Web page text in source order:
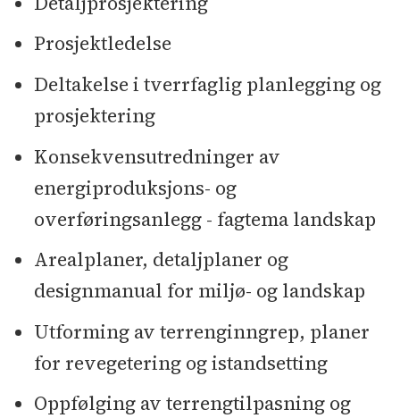
Prosjektledelse
Deltakelse i tverrfaglig planlegging og
prosjektering
Konsekvensutredninger av
energiproduksjons- og
overføringsanlegg - fagtema landskap
Arealplaner, detaljplaner og
designmanual for miljø- og landskap
Utforming av terrenginngrep, planer
for revegetering og istandsetting
Oppfølging av terrengtilpasning og